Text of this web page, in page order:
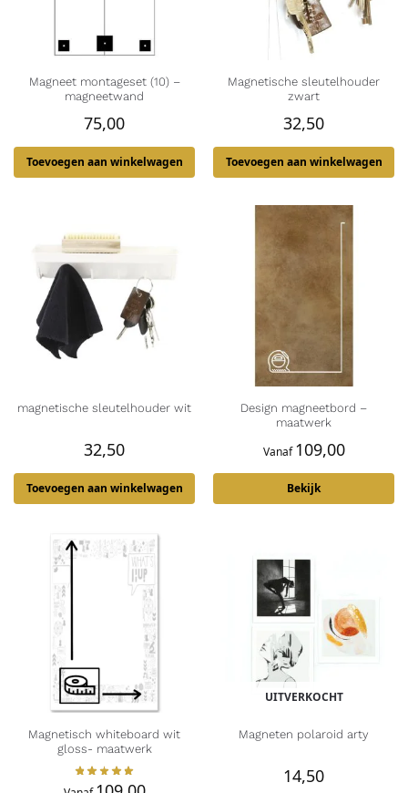
Magneet montageset (10) –
magneetwand
75,00
Toevoegen aan winkelwagen
Magnetische sleutelhouder
zwart
32,50
Toevoegen aan winkelwagen
magnetische sleutelhouder wit
32,50
Toevoegen aan winkelwagen
Design magneetbord –
maatwerk
Vanaf 109,00
Bekijk
Magnetisch whiteboard wit
gloss- maatwerk
UITVERKOCHT
Magneten polaroid arty
14,50